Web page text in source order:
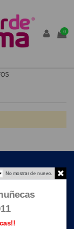
0
No mostrar de nuevo.